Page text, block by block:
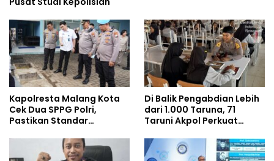
Kapolresta Malang Kota
Cek Dua SPPG Polri,
Pastikan Standar
Pengelolaan Limbah
Berjalan Optimal
Di Balik Pengabdian Lebih
dari 1.000 Taruna, 71
Taruni Akpol Perkuat
Siswa Sekolah Rakyat